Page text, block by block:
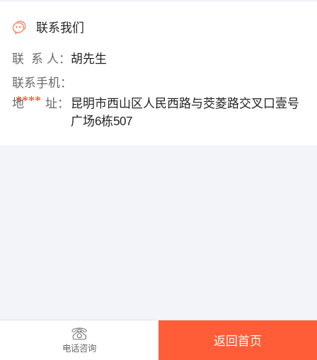
联系我们
联 系 人： 胡先生
联系手机：
****
地 址：
昆明市西山区人民西路与茭菱路交叉口壹号
广场6栋507
电话咨询
返回首页